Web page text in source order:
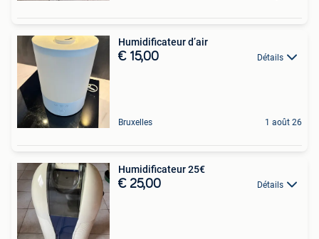
Humidificateur d’air
€ 15,00 Détails
Bruxelles 1 août 26
Humidificateur 25€
€ 25,00 Détails